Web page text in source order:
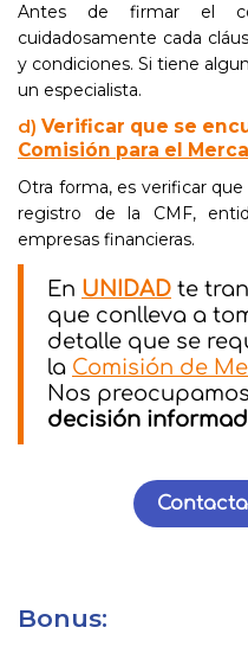
Antes de firmar el
cuidadosamente cada
y condiciones. Si tiene
un especialista.
d) Verificar que se
Comisión para el
Otra forma, es verificar
registro de la CMF,
empresas financieras.
En UNIDAD te
que conlleva a
detalle que se
la Comisión de
Nos
decisión
Bonus: